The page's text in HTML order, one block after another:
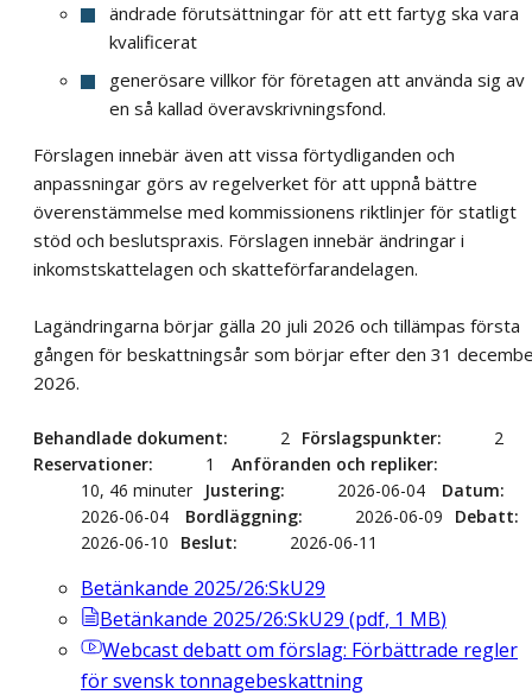
ändrade förutsättningar för att ett fartyg ska vara
kvalificerat
generösare villkor för företagen att använda sig av
en så kallad överavskrivningsfond.
Förslagen innebär även att vissa förtydliganden och
anpassningar görs av regelverket för att uppnå bättre
överenstämmelse med kommissionens riktlinjer för statligt
stöd och beslutspraxis. Förslagen innebär ändringar i
inkomstskattelagen och skatteförfarandelagen.
Lagändringarna börjar gälla 20 juli 2026 och tillämpas första
gången för beskattningsår som börjar efter den 31
2026.
Behandlade dokument 2 Förslagspunkter
2
Reservationer
1
Anföranden och repliker
10, 46 minuter
Justering 2026-06-04
Datum
2026-06-04
Bordläggning 2026-06-09
Debatt
2026-06-10
Beslut 2026-06-11
Betänkande 2025/26:SkU29
Betänkande 2025/26:SkU29 (pdf, 1 MB)
Webcastdebatt om förslag: Förbättrade regler
för svensk tonnagebeskattning